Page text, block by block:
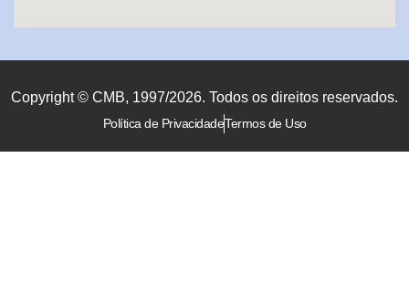
Copyright © CMB, 1997/2026. Todos os direitos reservados.
Política de PrivacidadeTermos de Uso